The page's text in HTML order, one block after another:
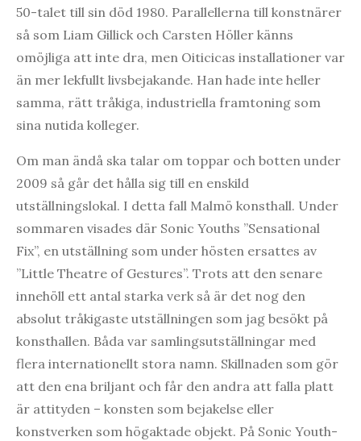
50-talet till sin död 1980. Parallellerna till konstnärer
så som Liam Gillick och Carsten Höller känns
omöjliga att inte dra, men Oiticicas installationer var
än mer lekfullt livsbejakande. Han hade inte heller
samma, rätt tråkiga, industriella framtoning som
sina nutida kolleger.
Om man ändå ska talar om toppar och botten under
2009 så går det hålla sig till en enskild
utställningslokal. I detta fall Malmö konsthall. Under
sommaren visades där Sonic Youths ”Sensational
Fix”, en utställning som under hösten ersattes av
”Little Theatre of Gestures”. Trots att den senare
innehöll ett antal starka verk så är det nog den
absolut tråkigaste utställningen som jag besökt på
konsthallen. Båda var samlingsutställningar med
flera internationellt stora namn. Skillnaden som gör
att den ena briljant och får den andra att falla platt
är attityden – konsten som bejakelse eller
konstverken som högaktade objekt. På Sonic Youth-